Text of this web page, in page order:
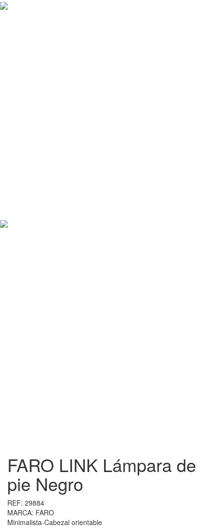
FARO LINK Lámpara de
pie Negro
REF: 29884
MARCA: FARO
Minimalista-Cabezal orientable